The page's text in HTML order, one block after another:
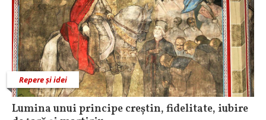
Repere și idei
Lumina unui principe creștin, fidelitate, iubire